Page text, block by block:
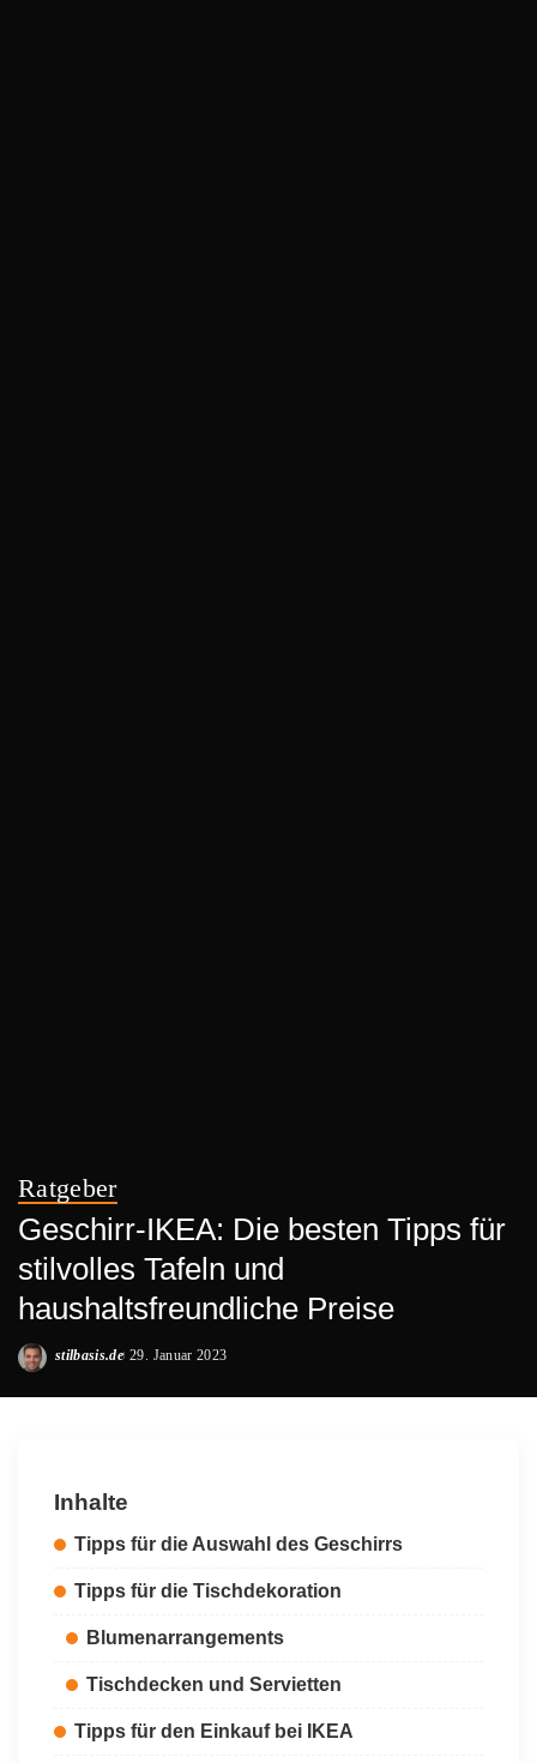
Ratgeber
Geschirr-IKEA: Die besten Tipps für
stilvolles Tafeln und
haushaltsfreundliche Preise
Posted
stilbasis.de 29. Januar 2023
Inhalte
Tipps für die Auswahl des Geschirrs
Tipps für die Tischdekoration
Blumenarrangements
Tischdecken und Servietten
Tipps für den Einkauf bei IKEA